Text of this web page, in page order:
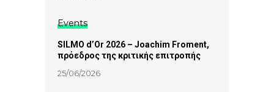
Events
SILMO d’Or 2026 – Joachim Froment,
πρόεδρος της κριτικής επιτροπής
25/06/2026